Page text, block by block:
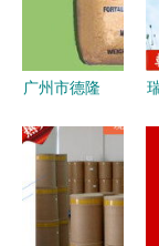
的卓越品质
与市场价值
广州市德隆
学试剂产品
列表